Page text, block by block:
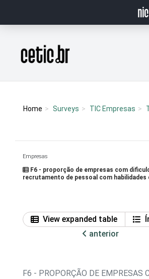
Página inicial
Home Surveys TIC Empresas
Empresas
F6 - proporção de empresas com
recrutamento de pessoal com habilidades
View expanded table
anterior
F6 - PROPORÇÃO DE EMPRESAS